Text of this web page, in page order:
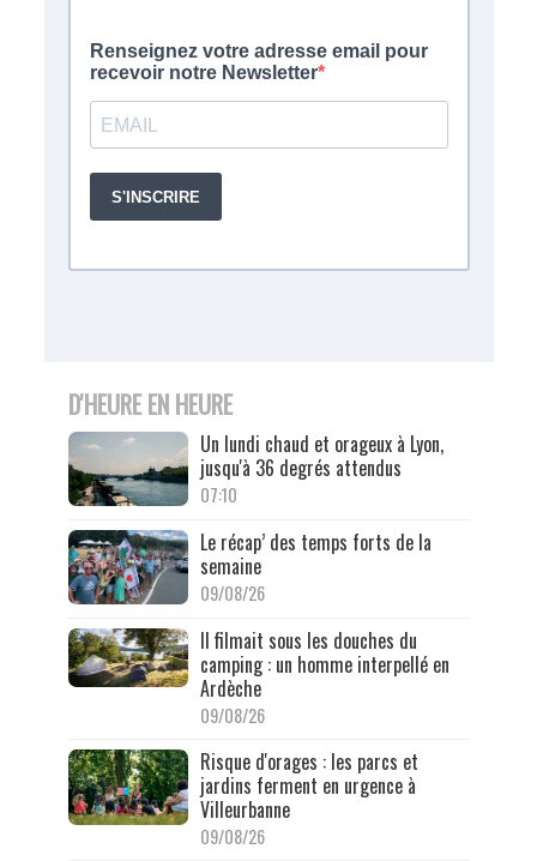
D'HEURE EN HEURE
Un lundi chaud et orageux à Lyon,
jusqu'à 36 degrés attendus
07:10
Le récap’ des temps forts de la
semaine
09/08/26
Il filmait sous les douches du
camping : un homme interpellé en
Ardèche
09/08/26
Risque d'orages : les parcs et
jardins ferment en urgence à
Villeurbanne
09/08/26